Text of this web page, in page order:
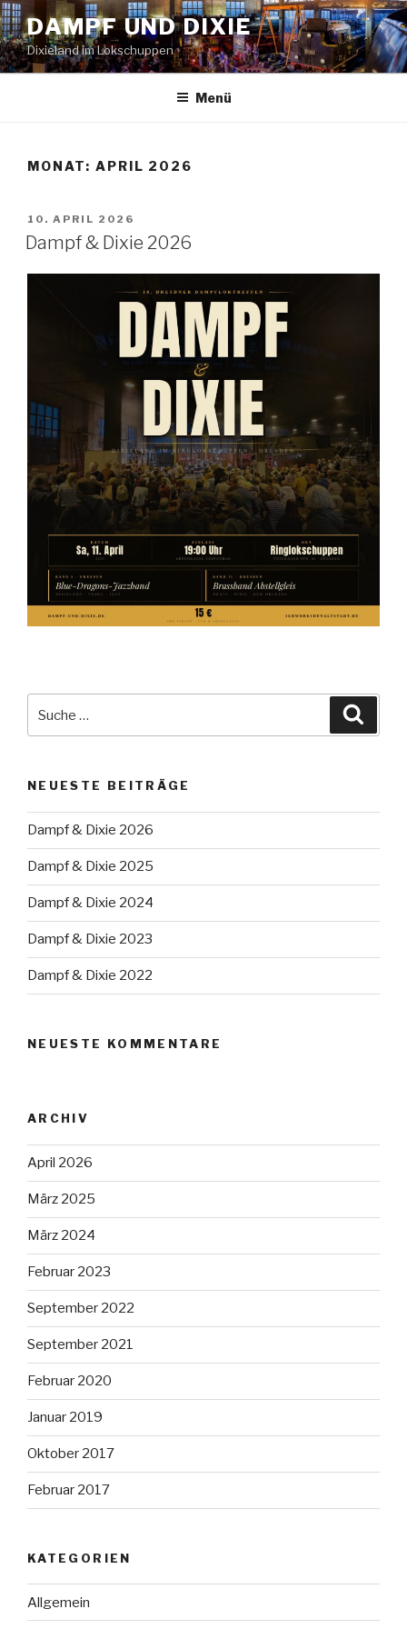
Zum
Inhalt
springen
DAMPF UND DIXIE
Dixieland im Lokschuppen
Menü
MONAT: APRIL 2026
VERÖFFENTLICHT
AM
10. APRIL 2026
Dampf & Dixie 2026
NEUESTE BEITRÄGE
Dampf & Dixie 2026
Dampf & Dixie 2025
Dampf & Dixie 2024
Dampf & Dixie 2023
Dampf & Dixie 2022
NEUESTE KOMMENTARE
ARCHIV
April 2026
März 2025
März 2024
Februar 2023
September 2022
September 2021
Februar 2020
Januar 2019
Oktober 2017
Februar 2017
KATEGORIEN
Allgemein